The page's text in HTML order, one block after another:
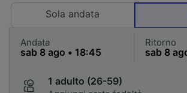
Sola andata
Andata Ritorno
1 adulto (26-59)